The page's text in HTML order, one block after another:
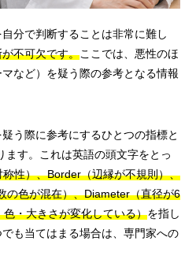
分で判断することは非常に難し
不可欠です。ここでは、悪性のほ
など）を疑う際の参考となる情報
う際に参考にするひとつの指標と
ます。これは英語の頭文字をとっ
性）、Border（辺縁が不規則）、
の色が混在）、Diameter（直径が6
・大きさが変化している）を指し
も当てはまる場合は、専門家への